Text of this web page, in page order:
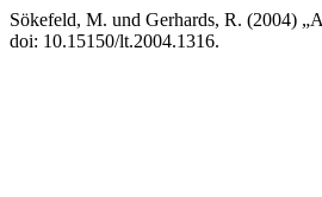
Sökefeld, M. und Gerhards, R. (2004)
doi: 10.15150/lt.2004.1316.